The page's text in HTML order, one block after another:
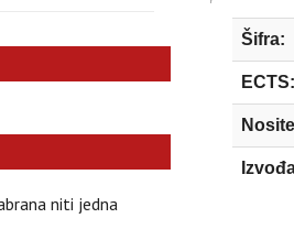
niti jedna
Šifra:
ECTS: